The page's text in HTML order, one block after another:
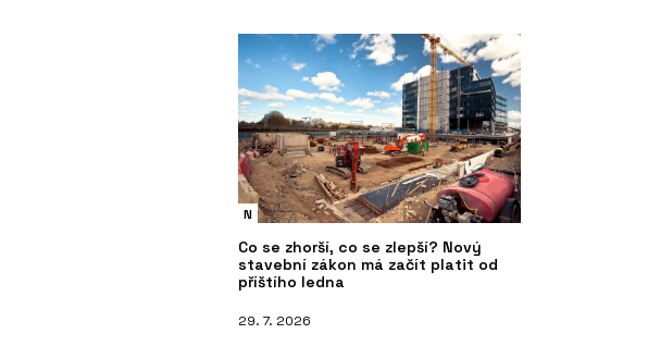
N
Co se zhorší, co se zlepší? Nový
stavební zákon má začít platit od
příštího ledna
29. 7. 2026